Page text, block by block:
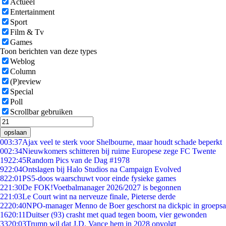
Actueel
Entertainment
Sport
Film & Tv
Games
Toon berichten van deze types
Weblog
Column
(P)review
Special
Poll
Scrollbar gebruiken
opslaan
003:37Ajax veel te sterk voor Shelbourne, maar houdt schade beperkt
002:34Nieuwkomers schitteren bij ruime Europese zege FC Twente
1922:45Random Pics van de Dag #1978
922:04Ontslagen bij Halo Studios na Campaign Evolved
822:01PS5-doos waarschuwt voor einde fysieke games
221:30De FOK!Voetbalmanager 2026/2027 is begonnen
221:03Le Court wint na nerveuze finale, Pieterse derde
2220:40NPO-manager Menno de Boer geschorst na dickpic in
1620:11Duitser (93) crasht met quad tegen boom, vier gewonden
3320:03Trump wil dat J.D. Vance hem in 2028 opvolgt